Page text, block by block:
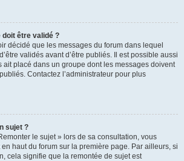
doit être validé ?
décidé que les messages du forum dans lequel
validés avant d’être publiés. Il est possible aussi
ait placé dans un groupe dont les messages doivent
Contactez l’administrateur pour plus
sujet ?
le sujet » lors de sa consultation, vous
haut du forum sur la première page. Par ailleurs, si
cela signifie que la remontée de sujet est